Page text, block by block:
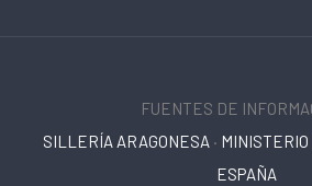
FUENTES DE
SILLERÍA ARAGONESA ·
ESPAÑA